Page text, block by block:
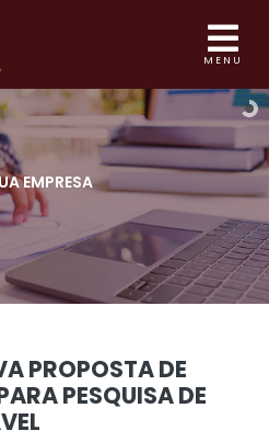
MENU
EMPRESA
PROPOSTA DE
PESQUISA DE